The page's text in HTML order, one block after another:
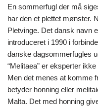
En sommerfugl der må
har den et plettet mønster.
Pletvinge. Det dansk navn
introduceret i 1990 i
danske dagsommerfugles
“Melitaea” er eksperter
Men det menes at komme
betyder honning eller
Malta. Det med honning